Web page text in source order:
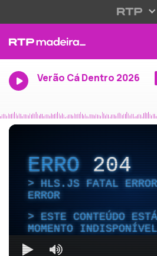
Verão Cá Dentro 2026
ERRO204
HLS.JS FATAL
ERROR
ESTE CONTEÚDO
MOMENTO INDISPONÍVEL